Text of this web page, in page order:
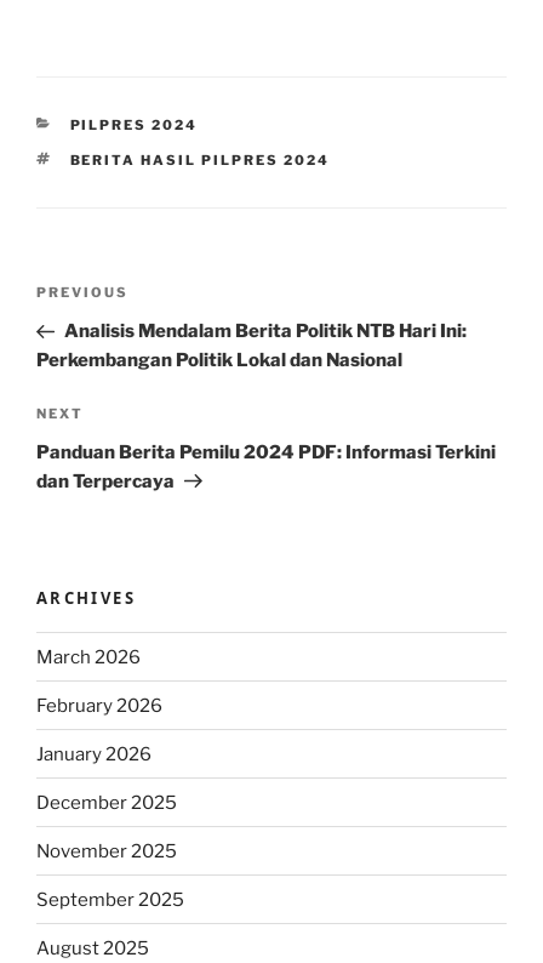
CATEGORIES
PILPRES 2024
TAGS
BERITA HASIL PILPRES 2024
Previous
Post
PREVIOUS
Analisis Mendalam Berita Politik NTB Hari Ini:
Perkembangan Politik Lokal dan Nasional
Next
Post
NEXT
Panduan Berita Pemilu 2024 PDF: Informasi Terkini
dan Terpercaya
ARCHIVES
March 2026
February 2026
January 2026
December 2025
November 2025
September 2025
August 2025